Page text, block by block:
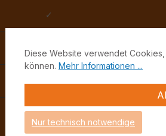
✓
Eine Stunde
15
-
Diese Website verwendet
können. Mehr Informationen ...
Nur technisch notwendige